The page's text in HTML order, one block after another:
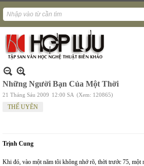
Những Người Bạn Của Một Thời
21 Tháng Sáu 2009 12:00 SA (Xem: 120865)
THẾ UYÊN
Trịnh Cung
Khi đó, vào một năm tôi không nhớ rõ, thời trước 75, một